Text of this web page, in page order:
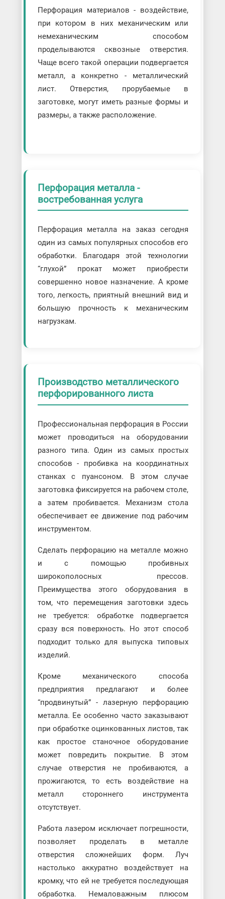
Перфорация материалов - воздействие,
при котором в них механическим или
немеханическим способом
проделываются сквозные отверстия.
Чаще всего такой операции подвергается
металл, а конкретно - металлический
лист. Отверстия, прорубаемые в
заготовке, могут иметь разные формы и
размеры, а также расположение.
Перфорация металла -
востребованная услуга
Перфорация металла на заказ сегодня
один из самых популярных способов его
обработки. Благодаря этой технологии
“глухой” прокат может приобрести
совершенно новое назначение. А кроме
того, легкость, приятный внешний вид и
большую прочность к механическим
нагрузкам.
Производство металлического
перфорированного листа
Профессиональная перфорация в России
может проводиться на оборудовании
разного типа. Один из самых простых
способов - пробивка на координатных
станках с пуансоном. В этом случае
заготовка фиксируется на рабочем столе,
а затем пробивается. Механизм стола
обеспечивает ее движение под рабочим
инструментом.
Сделать перфорацию на металле можно
и с помощью пробивных
широкополосных прессов.
Преимущества этого оборудования в
том, что перемещения заготовки здесь
не требуется: обработке подвергается
сразу вся поверхность. Но этот способ
подходит только для выпуска типовых
изделий.
Кроме механического способа
предприятия предлагают и более
“продвинутый” - лазерную перфорацию
металла. Ее особенно часто заказывают
при обработке оцинкованных листов, так
как простое станочное оборудование
может повредить покрытие. В этом
случае отверстия не пробиваются, а
прожигаются, то есть воздействие на
металл стороннего инструмента
отсутствует.
Работа лазером исключает погрешности,
позволяет проделать в металле
отверстия сложнейших форм. Луч
настолько аккуратно воздействует на
кромку, что ей не требуется последующая
обработка. Немаловажным плюсом